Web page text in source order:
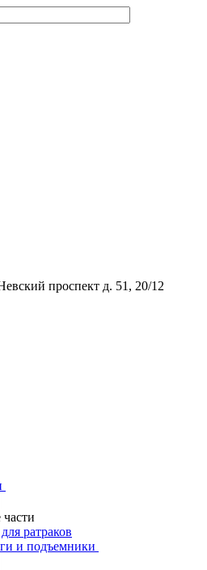
проспект д. 51, 20/12
ратраков
и подъемники